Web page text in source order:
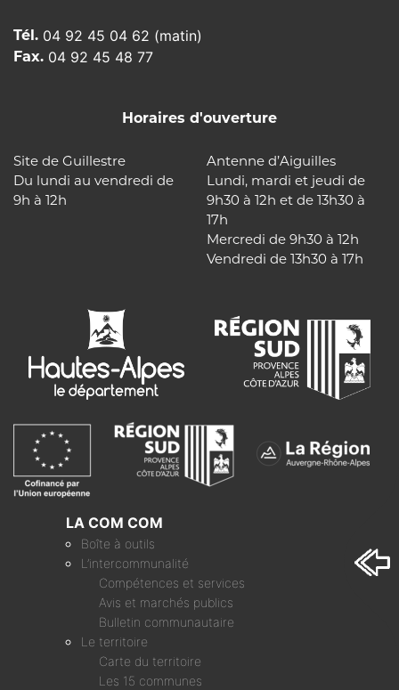
Tél. 04 92 45 04 62 (matin)
Fax. 04 92 45 48 77
Horaires d'ouverture
Site de Guillestre
Du lundi au vendredi de
9h à 12h
Antenne d’Aiguilles
Lundi, mardi et jeudi de
9h30 à 12h et de 13h30 à
17h
Mercredi de 9h30 à 12h
Vendredi de 13h30 à 17h
LA COM COM
Boîte à outils
L’intercommunalité
Compétences et services
Avis et marchés publics
Bulletin communautaire
Le territoire
Carte du territoire
Les 15 communes